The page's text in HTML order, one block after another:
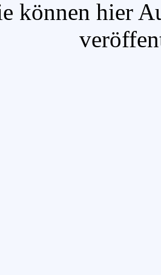
können hier